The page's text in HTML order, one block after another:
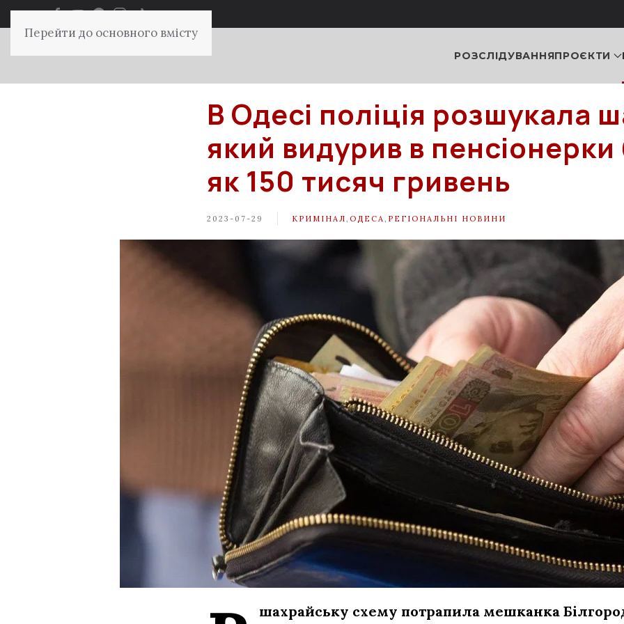
Перейти до основного вмісту
РОЗСЛІДУВАННЯПРОЄКТИ
В Одесі поліція розшукала
який видурив в пенсіонерки
як 150 тисяч гривень
2023-07-29 КРИМІНАЛ ОДЕСА РЕГІОНАЛЬНІ НОВИНИ
шахрайську схему потрапила мешканка